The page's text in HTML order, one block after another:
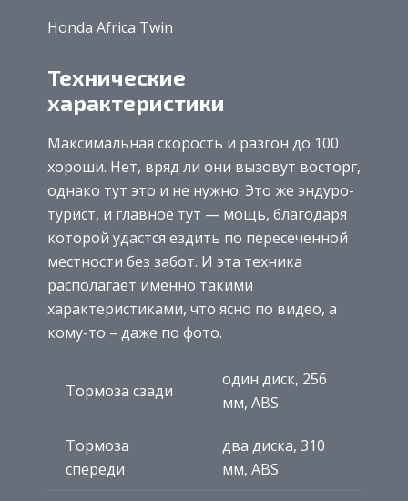
Honda Africa Twin
Технические
характеристики
Максимальная скорость и разгон до 100
хороши. Нет, вряд ли они вызовут восторг,
однако тут это и не нужно. Это же эндуро-
турист, и главное тут — мощь, благодаря
которой удастся ездить по пересеченной
местности без забот. И эта техника
располагает именно такими
характеристиками, что ясно по видео, а
кому-то – даже по фото.
Тормоза сзади
один диск, 256
мм, ABS
Тормоза
спереди
два диска, 310
мм, ABS